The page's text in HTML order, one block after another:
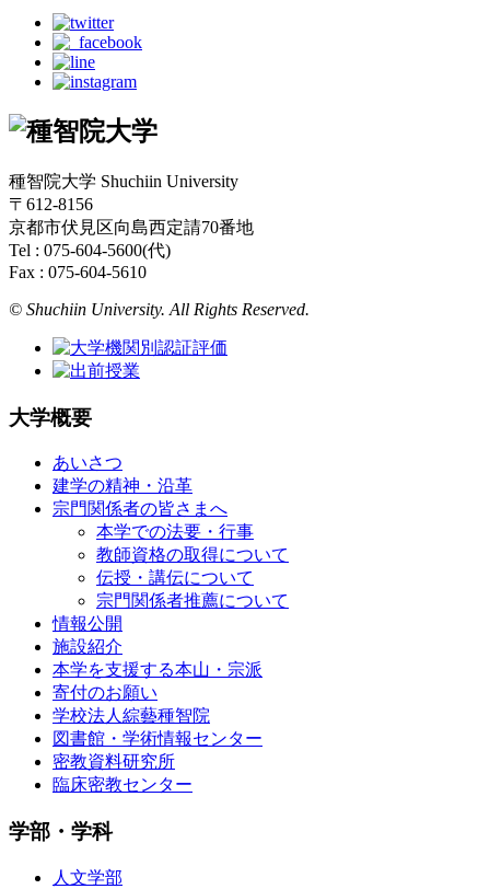
種智院大学 Shuchiin University
〒612-8156
京都市伏見区向島西定請70番地
Tel : 075-604-5600(代)
Fax : 075-604-5610
© Shuchiin University. All Rights Reserved.
大学概要
あいさつ
建学の精神・沿革
宗門関係者の皆さまへ
本学での法要・行事
教師資格の取得について
伝授・講伝について
宗門関係者推薦について
情報公開
施設紹介
本学を支援する本山・宗派
寄付のお願い
学校法人綜藝種智院
図書館・学術情報センター
密教資料研究所
臨床密教センター
学部・学科
人文学部